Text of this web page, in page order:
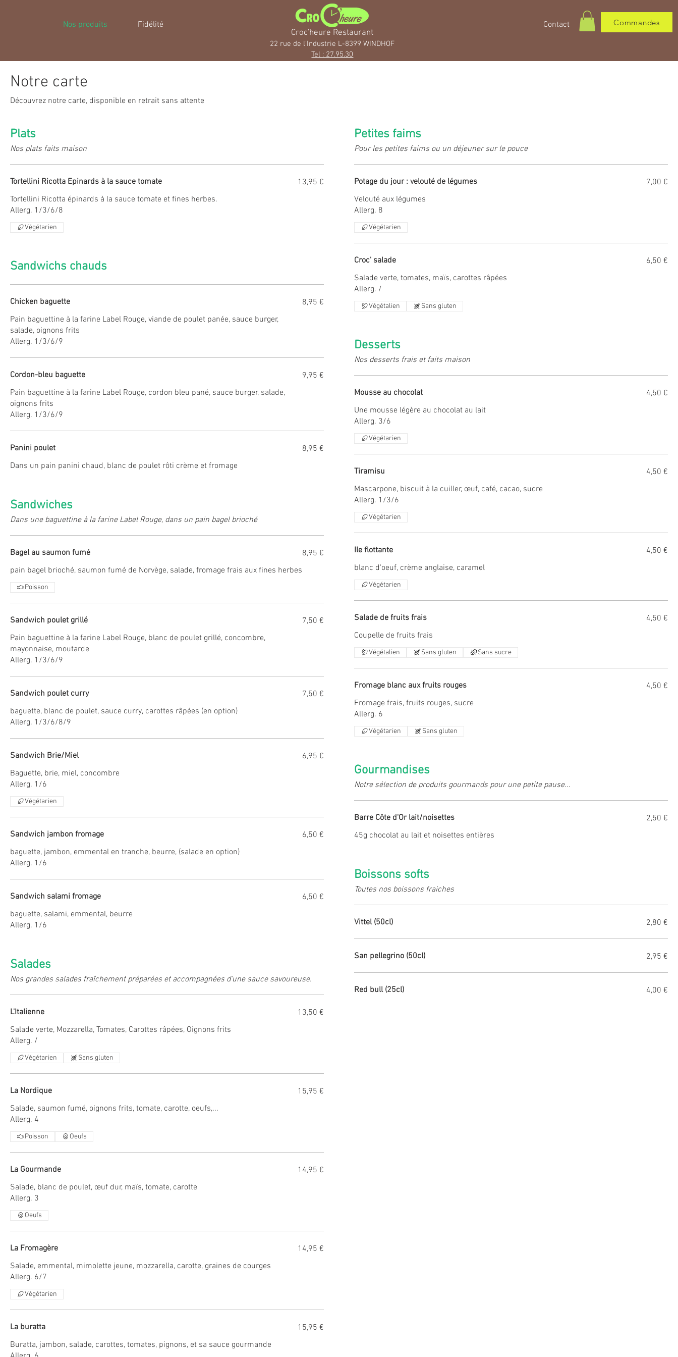
Nos produits
Fidélité
Croc'heure Restaurant
22 rue de l'Industrie L-8399 WINDHOF
Tel : 27.95.30
Contact Commandes
Notre carte
Découvrez notre carte, disponible en retrait sans attente
Plats
Nos plats faits maison
Tortellini Ricotta Epinards à la sauce tomate
Tortellini Ricotta épinards à la sauce tomate et fines herbes.
Allerg. 1/3/6/8
13,95 €
Végétarien
Sandwichs chauds
Chicken baguette
Pain baguettine à la farine Label Rouge, viande de poulet panée, sauce burger,
salade, oignons frits
Allerg. 1/3/6/9
8,95 €
Cordon-bleu baguette
Pain baguettine à la farine Label Rouge, cordon bleu pané, sauce burger, salade,
oignons frits
Allerg. 1/3/6/9
9,95 €
Panini poulet
Dans un pain panini chaud, blanc de poulet rôti crème et fromage
8,95 €
Sandwiches
Dans une baguettine à la farine Label Rouge, dans un pain bagel brioché
Bagel au saumon fumé
pain bagel brioché, saumon fumé de Norvège, salade, fromage frais aux fines herbes
8,95 €
Poisson
Sandwich poulet grillé
Pain baguettine à la farine Label Rouge, blanc de poulet grillé, concombre,
mayonnaise, moutarde
Allerg. 1/3/6/9
7,50 €
Sandwich poulet curry
baguette, blanc de poulet, sauce curry, carottes râpées (en option)
Allerg. 1/3/6/8/9
7,50 €
Sandwich Brie/Miel
Baguette, brie, miel, concombre
Allerg. 1/6
6,95 €
Végétarien
Sandwich jambon fromage
baguette, jambon, emmental en tranche, beurre, (salade en option)
Allerg. 1/6
6,50 €
Sandwich salami fromage
baguette, salami, emmental, beurre
Allerg. 1/6
6,50 €
Salades
Nos grandes salades fraîchement préparées et accompagnées d'une sauce savoureuse.
L'Italienne
Salade verte, Mozzarella, Tomates, Carottes râpées, Oignons frits
Allerg. /
13,50 €
Végétarien Sans gluten
La Nordique
Salade, saumon fumé, oignons frits, tomate, carotte, oeufs,...
Allerg. 4
15,95 €
Poisson Oeufs
La Gourmande
Salade, blanc de poulet, œuf dur, maïs, tomate, carotte
Allerg. 3
14,95 €
Oeufs
La Fromagère
Salade, emmental, mimolette jeune, mozzarella, carotte, graines de courges
Allerg. 6/7
14,95 €
Végétarien
La buratta
Buratta, jambon, salade, carottes, tomates, pignons, et sa sauce gourmande
15,95 €
Petites faims
Pour les petites faims ou un déjeuner sur le pouce
Potage du jour : velouté de légumes
Velouté aux légumes
Allerg. 8
7,00 €
Végétarien
Croc' salade
Salade verte, tomates, maïs, carottes râpées
6,50 €
Végétalien Sans gluten
Desserts
Nos desserts frais et faits maison
Mousse au chocolat
Une mousse légère au chocolat au lait
Allerg. 3/6
4,50 €
Végétarien
Tiramisu
Mascarpone, biscuit à la cuiller, œuf, café, cacao, sucre
Allerg. 1/3/6
4,50 €
Végétarien
Ile flottante
blanc d'oeuf, crème anglaise, caramel
4,50 €
Végétarien
Salade de fruits frais
Coupelle de fruits frais
4,50 €
Végétalien Sans gluten Sans sucre
Fromage blanc aux fruits rouges
Fromage frais, fruits rouges, sucre
Allerg. 6
4,50 €
Végétarien Sans gluten
Gourmandises
Notre sélection de produits gourmands pour une petite pause...
Barre Côte d'Or lait/noisettes
45g chocolat au lait et noisettes entières
2,50 €
Boissons softs
Toutes nos boissons fraiches
Vittel (50cl) 2,80 €
San pellegrino (50cl) 2,95 €
Red bull (25cl) 4,00 €